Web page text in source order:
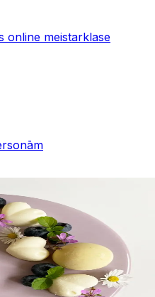
online meistarklase